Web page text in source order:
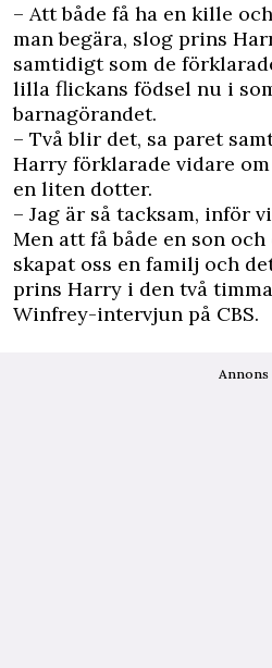
– Att både få ha en kille
man begära, slog prins
samtidigt som de
lilla flickans födsel nu i
barnagörandet.
– Två blir det, sa paret
Harry förklarade vidare
en liten dotter.
– Jag är så tacksam, inför
Men att få både en son
skapat oss en familj och
prins Harry i den två
Winfrey-intervjun på CBS.
Annons